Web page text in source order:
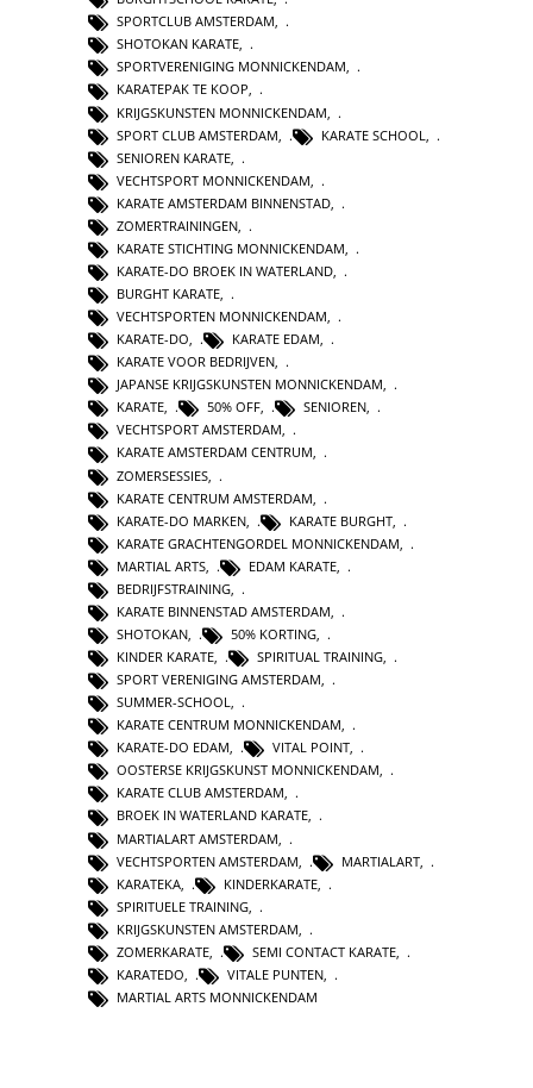
SPORTCLUB AMSTERDAM,
SHOTOKAN KARATE,
SPORTVERENIGING MONNICKENDAM,
KARATEPAK TE KOOP,
KRIJGSKUNSTEN MONNICKENDAM
SPORT CLUB AMSTERDAM
KARATE SCHOOL
SENIOREN KARATE
VECHTSPORT MONNICKENDAM
KARATE AMSTERDAM BINNENSTAD
ZOMERTRAININGEN
KARATE STICHTING MONNICKENDAM
KARATE-DO BROEK IN WATERLAND
BURGHT KARATE,
VECHTSPORTEN MONNICKENDAM,
KARATE-DO, KARATE EDAM,
KARATE VOOR BEDRIJVEN,
JAPANSE KRIJGSKUNSTEN MONNICKENDAM,
KARATE, 50% OFF, SENIOREN,
VECHTSPORT AMSTERDAM,
KARATE AMSTERDAM CENTRUM,
ZOMERSESSIES
KARATE CENTRUM AMSTERDAM
KARATE-DO MARKEN
KARATE BURGHT
KARATE GRACHTENGORDEL MONNICKENDAM
MARTIAL ARTS
EDAM KARATE
BEDRIJFSTRAINING
KARATE BINNENSTAD AMSTERDAM
SHOTOKAN
50% KORTING
KINDER KARATE, SPIRITUAL TRAINING,
SPORT VERENIGING AMSTERDAM,
SUMMER-SCHOOL,
KARATE CENTRUM MONNICKENDAM,
KARATE-DO EDAM, VITAL POINT,
OOSTERSE KRIJGSKUNST MONNICKENDAM,
KARATE CLUB AMSTERDAM,
BROEK IN WATERLAND KARATE,
MARTIALART AMSTERDAM
VECHTSPORTEN AMSTERDAM
MARTIALART
KARATEKA
KINDERKARATE
SPIRITUELE TRAINING
KRIJGSKUNSTEN AMSTERDAM
ZOMERKARATE
SEMI CONTACT KARATE
KARATEDO
VITALE PUNTEN
MARTIAL ARTS MONNICKENDAM